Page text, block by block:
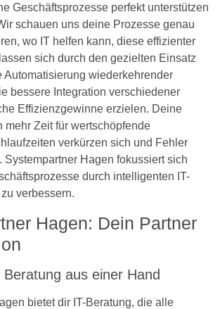
Geschäftsprozesse perfekt unterstützen
schauen uns deine Prozesse genau
wo IT helfen kann, diese effizienter
sich durch den gezielten Einsatz
Automatisierung wiederkehrender
bessere Integration verschiedener
Effizienzgewinne erzielen. Deine
mehr Zeit für wertschöpfende
verkürzen sich und Fehler
Systempartner Hagen fokussiert sich
durch intelligenten IT-
verbessern.
Hagen: Dein Partner
aus einer Hand
bietet dir IT-Beratung, die alle